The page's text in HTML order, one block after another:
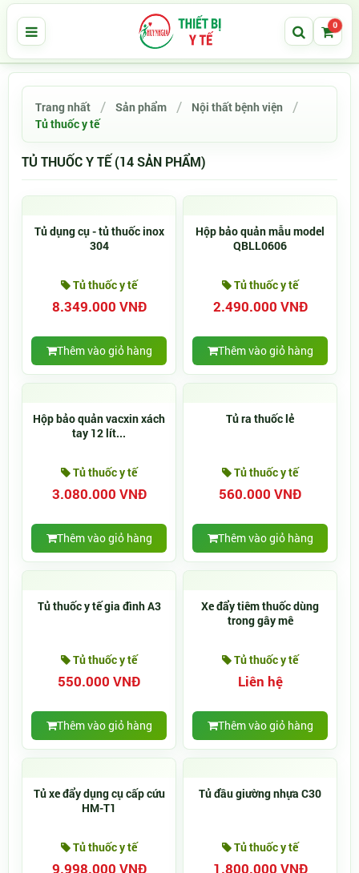
0
Trang nhất Sản phẩm
Nội thất bệnh viện
Tủ thuốc y tế
TỦ THUỐC Y TẾ (14 SẢN PHẨM)
Tủ dụng cụ - tủ thuốc inox
304
Tủ thuốc y tế
8.349.000 VNĐ
Thêm vào giỏ hàng
Hộp bảo quản mẫu model
QBLL0606
Tủ thuốc y tế
2.490.000 VNĐ
Thêm vào giỏ hàng
Hộp bảo quản vacxin xách
tay 12 lít...
Tủ thuốc y tế
3.080.000 VNĐ
Thêm vào giỏ hàng
Tủ ra thuốc lẻ
Tủ thuốc y tế
560.000 VNĐ
Thêm vào giỏ hàng
Tủ thuốc y tế gia đình A3
Tủ thuốc y tế
550.000 VNĐ
Thêm vào giỏ hàng
Xe đẩy tiêm thuốc dùng
trong gây mê
Tủ thuốc y tế
Liên hệ
Thêm vào giỏ hàng
Tủ xe đẩy dụng cụ cấp cứu
HM-T1
Tủ thuốc y tế
9.998.000 VNĐ
Tủ đầu giường nhựa C30
Tủ thuốc y tế
1.800.000 VNĐ